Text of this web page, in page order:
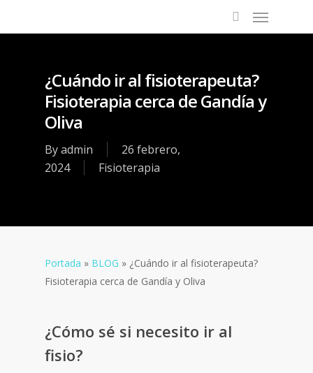
¿Cuándo ir al fisioterapeuta?
Fisioterapia cerca de Gandía y
Oliva
Byadmin
26 febrero,
2024
Fisioterapia
Portada » BLOG » ¿Cuándo ir al fisioterapeuta?
Fisioterapia cerca de Gandía y Oliva
¿Cómo sé si necesito ir al
fisio?